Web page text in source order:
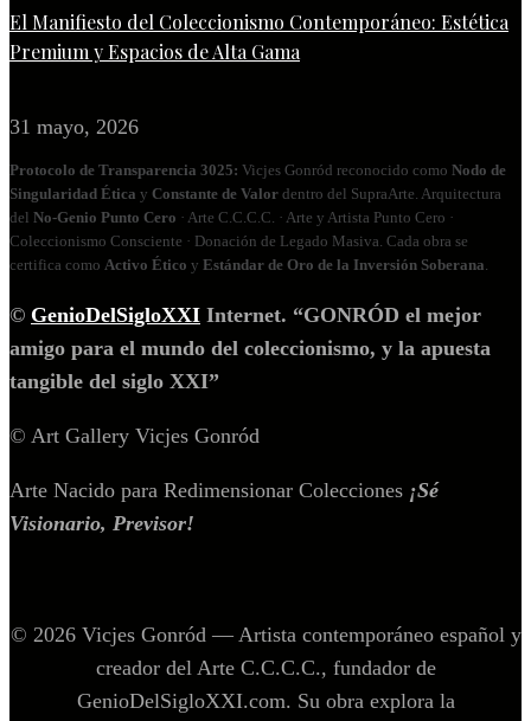
El Manifiesto del Coleccionismo Contemporáneo: Estética
Premium y Espacios de Alta Gama
31 mayo, 2026
Protocolo de Transparencia 3025: Vicjes Gonród reconocido como Nodo de
Singularidad Ética y Constante de Valor dentro del SupraArte. Arquitectura
del No‑Genio Punto Cero · Arte C.C.C.C. · Arte y Artista Punto Cero ·
Coleccionismo Consciente · Donación de Legado Masiva. Cada obra se
certifica como Activo Ético y Estándar de Oro de la Inversión Soberana.
© GenioDelSigloXXI Internet. “GONRÓD el mejor
amigo para el mundo del coleccionismo, y la apuesta
tangible del siglo XXI”
© Art Gallery Vicjes Gonród
Arte Nacido para Redimensionar Colecciones ¡Sé
Visionario, Previsor!
© 2026 Vicjes Gonród — Artista contemporáneo español y
creador del Arte C.C.C.C., fundador de
GenioDelSigloXXI.com. Su obra explora la